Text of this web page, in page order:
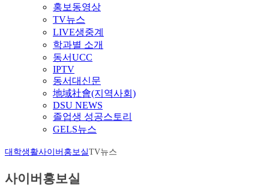
홍보동영상
TV뉴스
LIVE생중계
학과별 소개
동서UCC
IPTV
동서대신문
地域社會(지역사회)
DSU NEWS
졸업생 성공스토리
GELS뉴스
대학생활사이버홍보실TV뉴스
사이버홍보실